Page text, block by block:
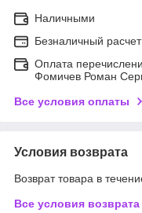
Наличными
Безналичный расчет
Оплата
Фомичев Роман
Все условия оплаты
Условия возврата
Возврат товара в
Все условия возврата